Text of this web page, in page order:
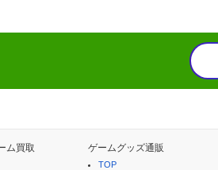
ム買取 ゲームグッズ通販
TOP